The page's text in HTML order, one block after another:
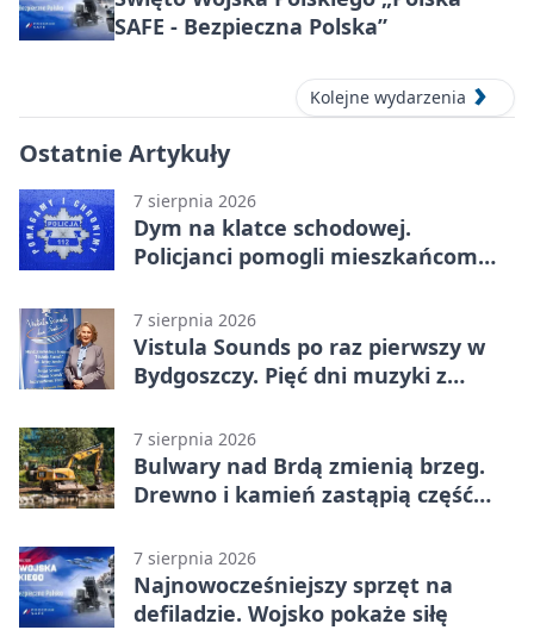
SAFE - Bezpieczna Polska”
Kolejne wydarzenia
Ostatnie Artykuły
7 sierpnia 2026
Dym na klatce schodowej.
Policjanci pomogli mieszkańcom
7 sierpnia 2026
Vistula Sounds po raz pierwszy w
Bydgoszczy. Pięć dni muzyki z
7 sierpnia 2026
Bulwary nad Brdą zmienią brzeg.
Drewno i kamień zastąpią część
7 sierpnia 2026
Najnowocześniejszy sprzęt na
defiladzie. Wojsko pokaże siłę